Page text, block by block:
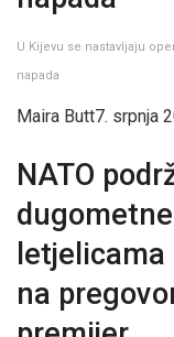
U Kijevu se nastavljaju
napada
Maira Butt7. srpnja
NATO
na